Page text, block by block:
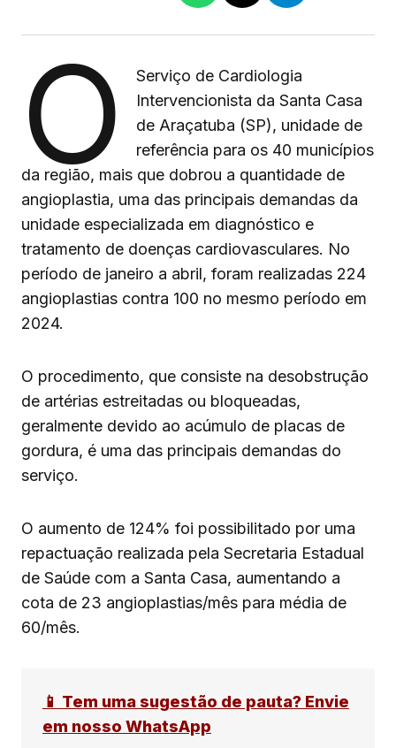
O
Serviço de Cardiologia
Intervencionista da Santa Casa
de Araçatuba (SP), unidade de
referência para os 40 municípios
da região, mais que dobrou a quantidade de
angioplastia, uma das principais demandas da
unidade especializada em diagnóstico e
tratamento de doenças cardiovasculares. No
período de janeiro a abril, foram realizadas 224
angioplastias contra 100 no mesmo período em
2024.
O procedimento, que consiste na desobstrução
de artérias estreitadas ou bloqueadas,
geralmente devido ao acúmulo de placas de
gordura, é uma das principais demandas do
serviço.
O aumento de 124% foi possibilitado por uma
repactuação realizada pela Secretaria Estadual
de Saúde com a Santa Casa, aumentando a
cota de 23 angioplastias/mês para média de
60/mês.
📱 Tem uma sugestão de pauta? Envie
em nosso WhatsApp